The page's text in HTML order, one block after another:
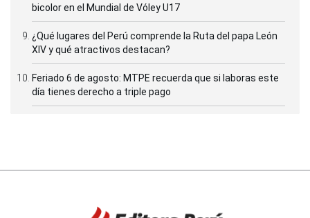
bicolor en el Mundial de Vóley U17
¿Qué lugares del Perú comprende la Ruta del papa León
XIV y qué atractivos destacan?
Feriado 6 de agosto: MTPE recuerda que si laboras este
día tienes derecho a triple pago